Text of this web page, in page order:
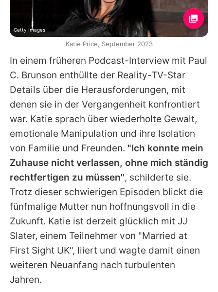
In einem früheren Podcast-Interview mit Paul
C. Brunson enthüllte der Reality-TV-Star
Details über die Herausforderungen, mit
denen sie in der Vergangenheit konfrontiert
war. Katie sprach über wiederholte Gewalt,
emotionale Manipulation und ihre Isolation
von Familie und Freunden. "Ich konnte mein
Zuhause nicht verlassen, ohne mich ständig
rechtfertigen zu müssen", schilderte sie.
Trotz dieser schwierigen Episoden blickt die
fünfmalige Mutter nun hoffnungsvoll in die
Zukunft. Katie ist derzeit glücklich mit JJ
Slater, einem Teilnehmer von "Married at
First Sight UK", liiert und wagte damit einen
weiteren Neuanfang nach turbulenten
Jahren.
Getty Images
Katie Price, September 2023